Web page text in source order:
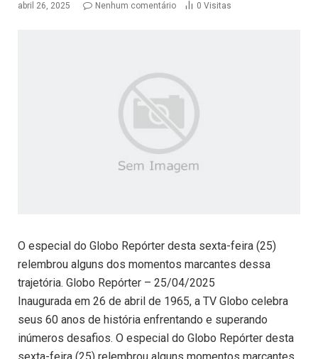
abril 26, 2025 Nenhum comentário 0 Visitas
O especial do Globo Repórter desta sexta-feira (25)
relembrou alguns dos momentos marcantes dessa
trajetória. Globo Repórter – 25/04/2025
Inaugurada em 26 de abril de 1965, a TV Globo celebra
seus 60 anos de história enfrentando e superando
inúmeros desafios. O especial do Globo Repórter desta